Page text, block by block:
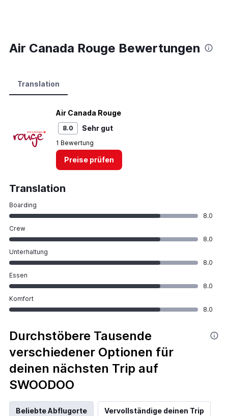
Air Canada Rouge Bewertungen
Translation
Air Canada Rouge
8.0 Sehr gut
1 Bewertung
Preise prüfen
Translation
Boarding
8.0
Crew
8.0
Unterhaltung
8.0
Essen
8.0
Komfort
8.0
Durchstöbere Tausende
verschiedener Optionen für
deinen nächsten Trip auf
SWOODOO
Beliebte Abflugorte Vervollständige deinen Trip